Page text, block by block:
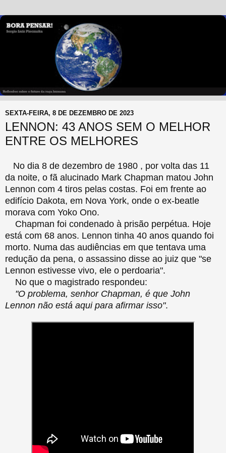
SEXTA-FEIRA, 8 DE DEZEMBRO DE 2023
LENNON: 43 ANOS SEM O MELHOR
ENTRE OS MELHORES
No dia 8 de dezembro de 1980 , por volta das 11
da noite, o fã alucinado Mark Chapman matou John
Lennon com 4 tiros pelas costas. Foi em frente ao
edifício Dakota, em Nova York, onde o ex-beatle
morava com Yoko Ono.
Chapman foi condenado à prisão perpétua. Hoje
está com 68 anos. Lennon tinha 40 anos quando foi
morto. Numa das audiências em que tentava uma
redução da pena, o assassino disse ao juiz que "se
Lennon estivesse vivo, ele o perdoaria".
No que o magistrado respondeu:
"O problema, senhor Chapman, é que John
Lennon não está aqui para afirmar isso".